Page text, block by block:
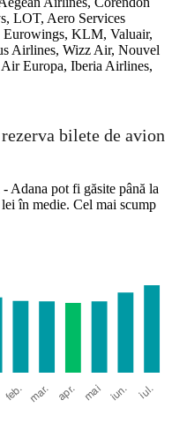
LOT, Aero Services
Eurowings, KLM, Valuair,
Airlines, Wizz Air, Nouvel
Europa, Iberia Airlines,
bilete de avion
Adana pot fi găsite până la
în medie. Cel mai scump